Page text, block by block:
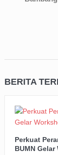
BERITA
Perkuat
BUMN